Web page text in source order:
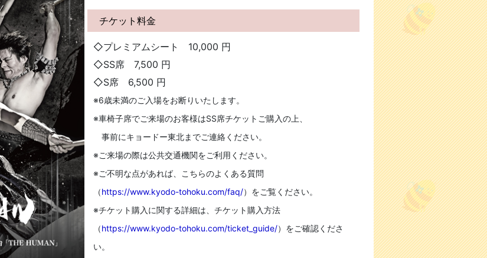
チケット料金
◇プレミアムシート 10,000 円
◇SS席 7,500 円
◇S席 6,500 円
※6歳未満のご入場をお断りいたします。
※車椅子席でご来場のお客様はSS席チケットご購入の上、
事前にキョードー東北までご連絡ください。
※ご来場の際は公共交通機関をご利用ください。
※ご不明な点があれば、こちらのよくある質問
（https://www.kyodo-tohoku.com/faq/）をご覧ください。
※チケット購入に関する詳細は、チケット購入方法
（https://www.kyodo-tohoku.com/ticket_guide/）をご確認くださ
い。